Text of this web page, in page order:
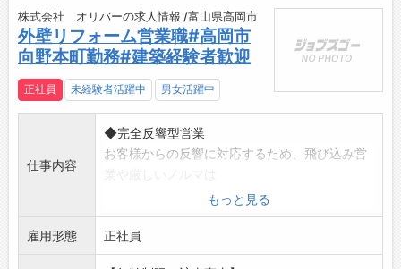
株式会社 オリバーの求人情報 /富山県高岡市
外壁リフォーム営業職#高岡市
向野本町勤務#建築経験者歓迎
正社員 未経験者活躍中 男女活躍中
仕事内容
◆完全反響型営業
お客様からの反響に対応するため、飛び込み営
◆資材発注や施主様との打合せ・工事担当との
打合せなど、
外壁・屋根リフォームの提案～完成、アフター
もっと見る
雇用形態 正社員